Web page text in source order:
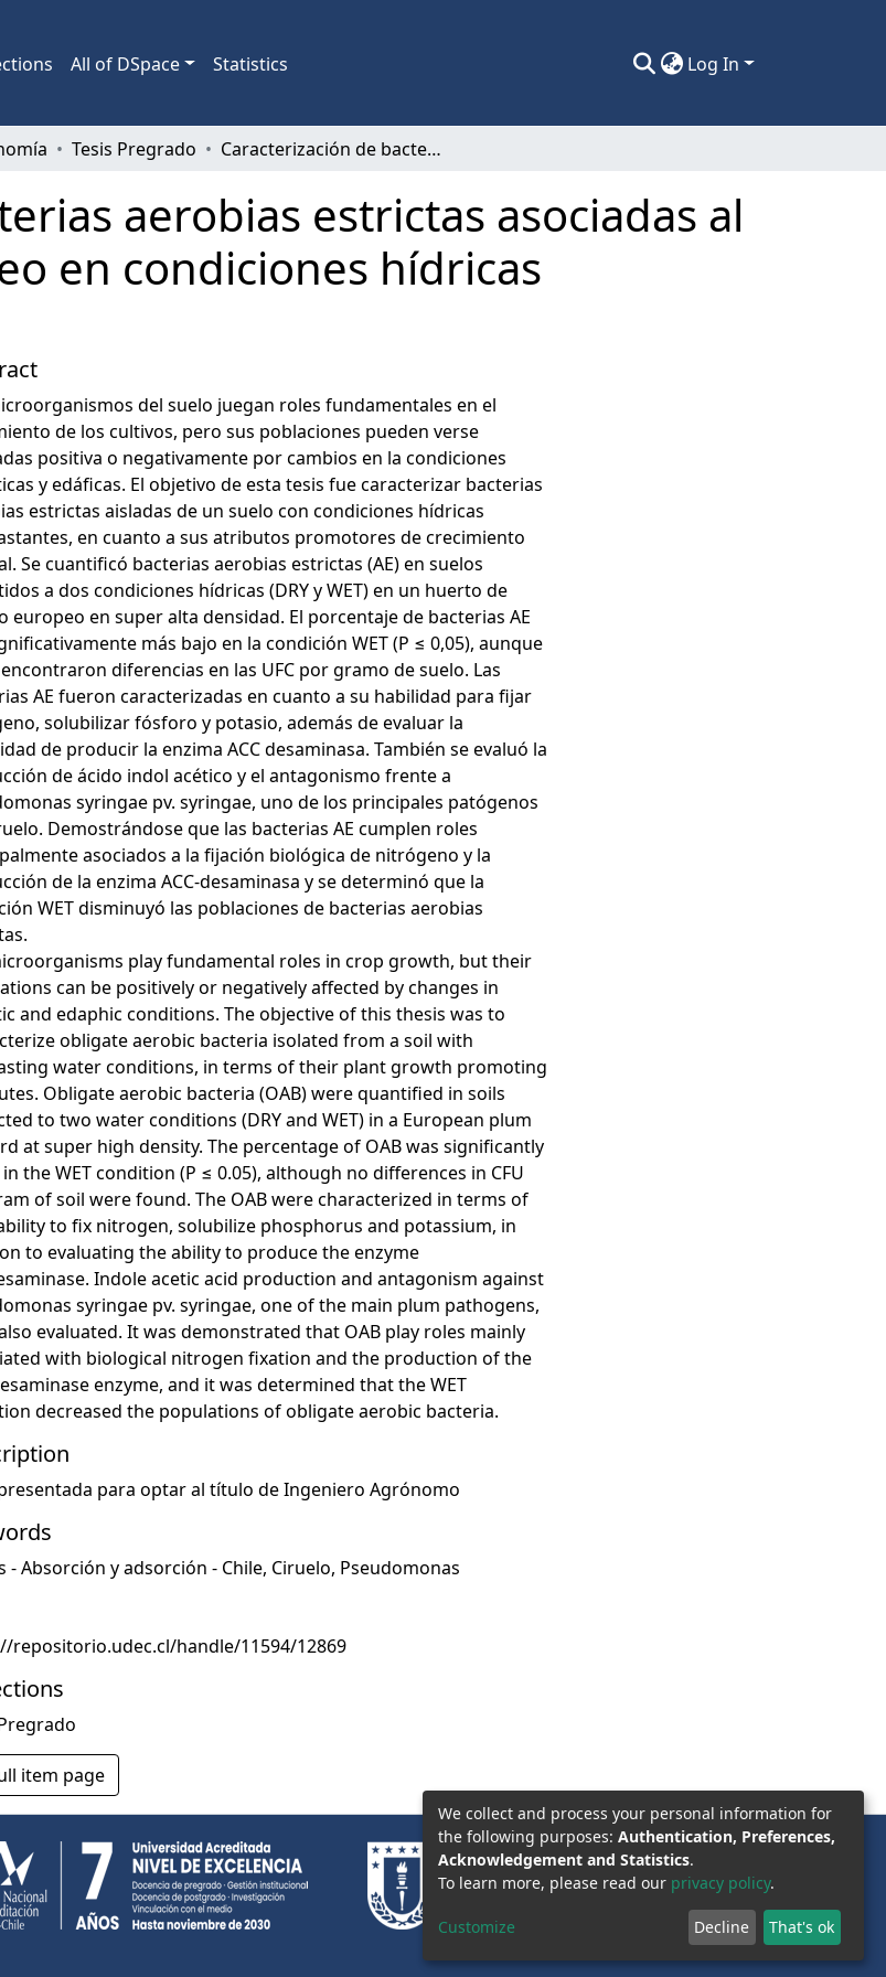
All of DSpace Statistics Log In
Tesis Pregrado Caracterización de bacterias aerobias estrictas asociadas al suelo de ciruelo europeo en condiciones hídricas contrastantes
aerobias estrictas asociadas al
en condiciones hídricas
del suelo juegan roles fundamentales en el
de los cultivos, pero sus poblaciones pueden verse
positiva o negativamente por cambios en la condiciones
y edáficas. El objetivo de esta tesis fue caracterizar bacterias
estrictas aisladas de un suelo con condiciones hídricas
en cuanto a sus atributos promotores de crecimiento
Se cuantificó bacterias aerobias estrictas (AE) en suelos
a dos condiciones hídricas (DRY y WET) en un huerto de
europeo en super alta densidad. El porcentaje de bacterias AE
más bajo en la condición WET (P ≤ 0,05), aunque
diferencias en las UFC por gramo de suelo. Las
AE fueron caracterizadas en cuanto a su habilidad para fijar
solubilizar fósforo y potasio, además de evaluar la
de producir la enzima ACC desaminasa. También se evaluó la
de ácido indol acético y el antagonismo frente a
syringae pv. syringae, uno de los principales patógenos
Demostrándose que las bacterias AE cumplen roles
asociados a la fijación biológica de nitrógeno y la
de la enzima ACC-desaminasa y se determinó que la
WET disminuyó las poblaciones de bacterias aerobias
play fundamental roles in crop growth, but their
can be positively or negatively affected by changes in
and edaphic conditions. The objective of this thesis was to
obligate aerobic bacteria isolated from a soil with
water conditions, in terms of their plant growth promoting
Obligate aerobic bacteria (OAB) were quantified in soils
to two water conditions (DRY and WET) in a European plum
at super high density. The percentage of OAB was significantly
the WET condition (P ≤ 0.05), although no differences in CFU
of soil were found. The OAB were characterized in terms of
to fix nitrogen, solubilize phosphorus and potassium, in
to evaluating the ability to produce the enzyme
Indole acetic acid production and antagonism against
syringae pv. syringae, one of the main plum pathogens,
evaluated. It was demonstrated that OAB play roles mainly
with biological nitrogen fixation and the production of the
enzyme, and it was determined that the WET
decreased the populations of obligate aerobic bacteria.
para optar al título de Ingeniero Agrónomo
- Absorción y adsorción - Chile, Ciruelo, Pseudomonas
repositorio.udec.cl/handle/11594/12869
item page
We collect and process your personal information for
the following purposes: Authentication, Preferences,
Acknowledgement and Statistics.
To learn more, please read our privacy policy.
Customize Decline That's ok